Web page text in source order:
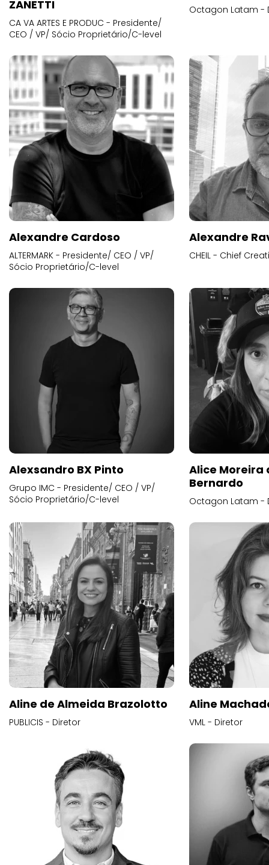
ZANETTI
CA VA ARTES E PRODUC - Presidente/
CEO / VP/ Sócio Proprietário/C-level
Octagon Latam -
Alexandre Cardoso
ALTERMARK - Presidente/ CEO / VP/
Sócio Proprietário/C-level
Alexandre
CHEIL - Chief
Alexsandro BX Pinto
Grupo IMC - Presidente/ CEO / VP/
Sócio Proprietário/C-level
Alice
Bernardo
Octagon Latam -
Aline de Almeida Brazolotto
PUBLICIS - Diretor
Aline
VML - Diretor